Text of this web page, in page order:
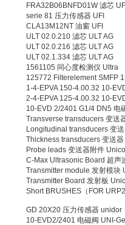
FRA32B06BNFD01W 滤芯
serie 81 压力传感器 UFI
CLA13M12NT 油窗 UFI
ULT 02.0.210 滤芯 ULT AG
ULT 02.0.216 滤芯 ULT AG
ULT 02.1.334 滤芯 ULT AG
1561105 同心度检测仪 Ultra
125772 Filterelement SMFP
1-4-EPVA 150-4.00.32 10-
2-4-EPVA 125-4.00.32 10-
10-EVD 2/2401 G1/4 DN5
Transverse transducers 变送
Longitudinal transducers 变
Thickness transducers 变送
Probe leads 变送器附件
C-Max Ultrasonic Board 超
Transmitter module 发射模
Transmitter Board 发射板
Short BRUSHES（FOR
GD 20X20 压力传感器 unidor
10-EVD2/2401 电磁阀 UNI-